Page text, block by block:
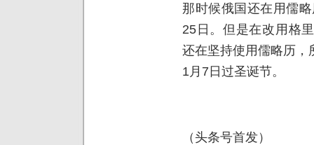
那时候俄国还在用儒
25日。但是在改用格
还在坚持使用儒略历，
1月7日过圣诞节。
（头条号首发）